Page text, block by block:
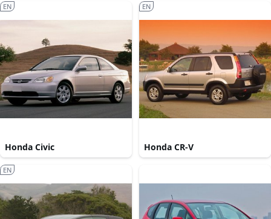
Honda Civic
EN
Honda CR-V
EN
EN